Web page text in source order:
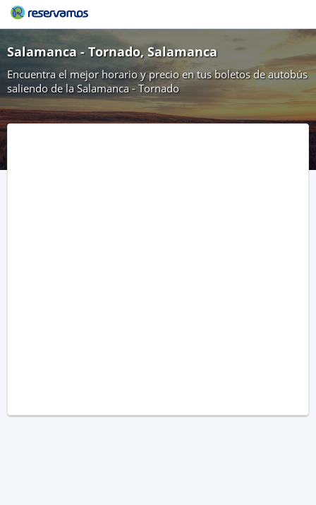
Salamanca - Tornado, Salamanca
Encuentra el mejor horario y precio en tus boletos de autobús
saliendo de la Salamanca - Tornado